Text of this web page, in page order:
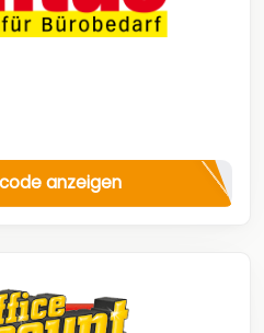
anzeigen